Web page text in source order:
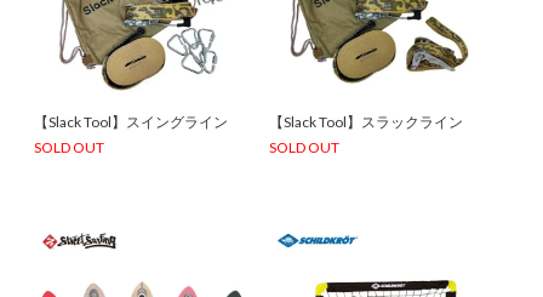
【Slack Tool】スイングライン
SOLD OUT
【Slack Tool】スラックライン
SOLD OUT